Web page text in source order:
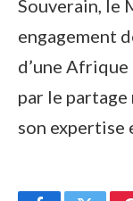
Souverain, le
engagement
d’une
par le partage
son expertise